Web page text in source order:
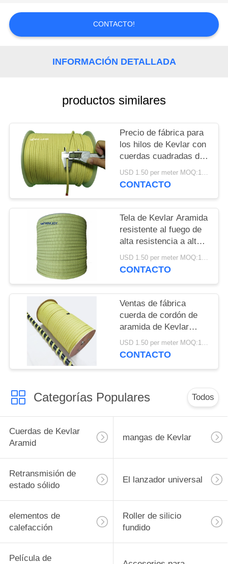
SOLICITAR
COTIZACIÓN
SITIO
PRIVACY
POLICY
CONTACTO!
INFORMACIÓN DETALLADA
productos similares
Precio de fábrica para
los hilos de Kevlar con
cuerdas cuadradas de
aramida 5.5*5.5mm
USD 1.50 per meter MOQ:1 ROLLO 250meters
CONTACTO
Tela de Kevlar Aramida
resistente al fuego de
alta resistencia a altas
temperaturas
resistente al desgaste
USD 1.50 per meter MOQ:1 ROLLO 250meters
CONTACTO
Ventas de fábrica
cuerda de cordón de
aramida de Kevlar
trenzado de alta
resistencia cuerda
USD 1.50 per meter MOQ:1 ROLLO 250meters
CONTACTO
Categorías Populares Todos
Cuerdas de Kevlar
Aramid
mangas de Kevlar
Retransmisión de
estado sólido
El lanzador universal
elementos de
calefacción
Roller de silicio
fundido
Película de